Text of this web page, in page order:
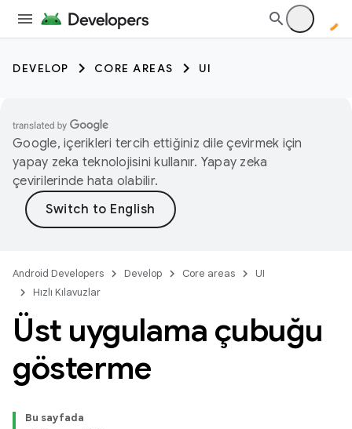
DEVELOP CORE AREAS UI
Google, içerikleri tercih ettiğiniz dile çevirmek için
yapay zeka teknolojisini kullanır. Yapay zeka
çevirilerinde hata olabilir.
Android Developers Develop Core areas
UI
Hızlı Kılavuzlar
Üst uygulama çubuğu
gösterme
Bu sayfada